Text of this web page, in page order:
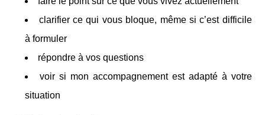
clarifier ce qui vous bloque, même si c’est difficile
à formuler
répondre à vos questions
voir si mon accompagnement est adapté à votre
situation